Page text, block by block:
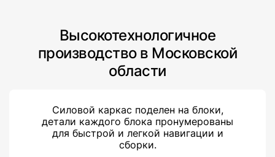
Высокотехнологичное
производство в Московской
области
Силовой каркас поделен на блоки,
детали каждого блока пронумерованы
для быстрой и легкой навигации и
сборки.